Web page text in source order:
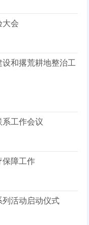
大会
和撂荒耕地整治工
工作会议
保障工作
列活动启动仪式